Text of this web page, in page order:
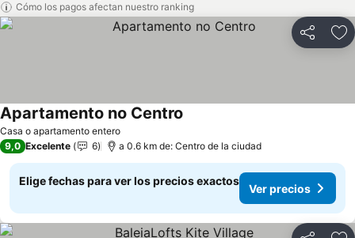
Cómo los pagos afectan nuestro ranking
Compartir
Casa o apartamento entero
Apartamento no Centro
9,0 Excelente 6 a 0.6 km de: Centro de la ciudad
Elige fechas para ver los precios exactos
Ver precios